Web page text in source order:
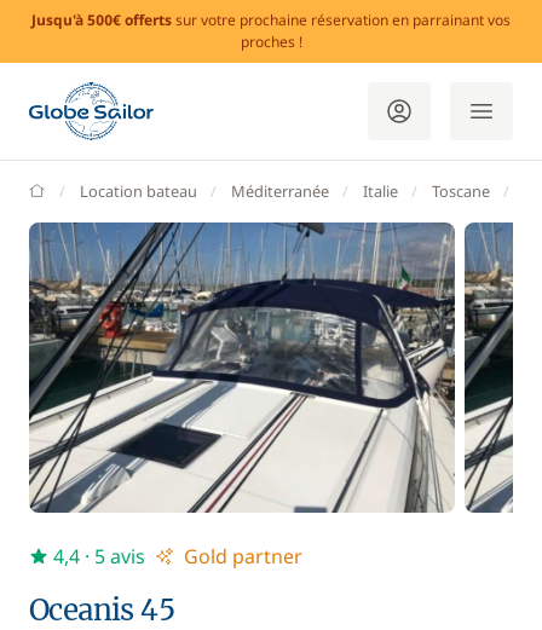
Jusqu'à 500€ offertssur votre prochaine réservation en parrainant vos
proches !
GlobeSailor
Location bateau Méditerranée Italie Toscane
Oceanis 45
4,4 · 5 avis Gold partner